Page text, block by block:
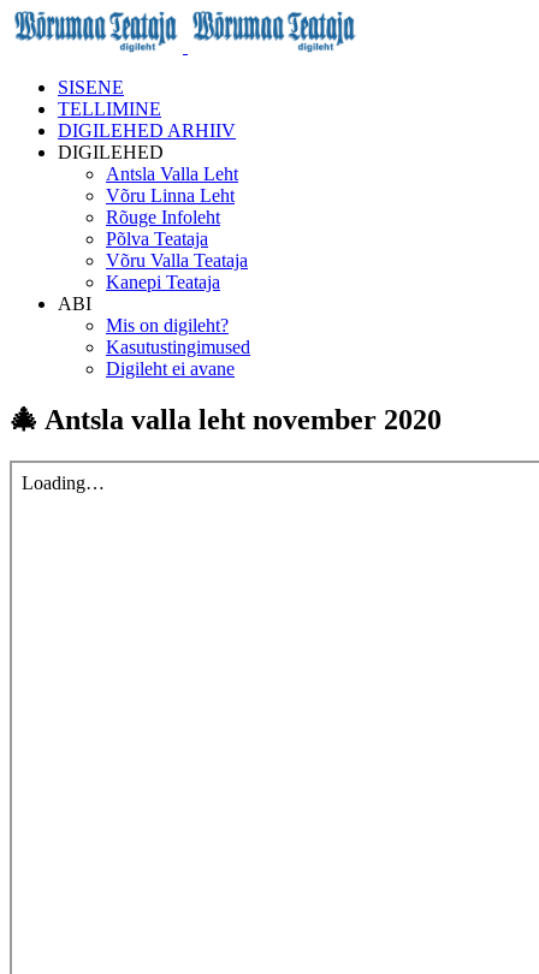
SISENE
TELLIMINE
DIGILEHED ARHIIV
DIGILEHED
Antsla Valla Leht
Võru Linna Leht
Rõuge Infoleht
Põlva Teataja
Võru Valla Teataja
Kanepi Teataja
ABI
Mis on digileht?
Kasutustingimused
Digileht ei avane
🎄 Antsla valla leht november 2020